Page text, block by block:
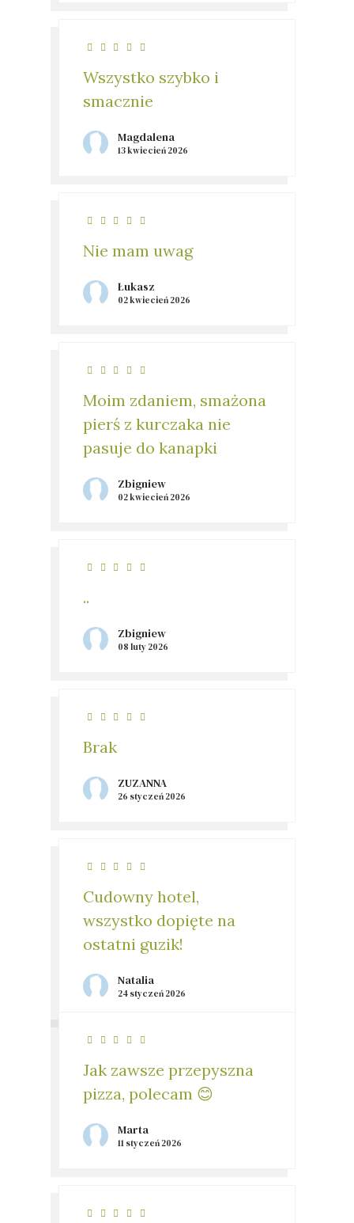
Wszystko szybko i
smacznie
Magdalena
13 kwiecień 2026
Nie mam uwag
Łukasz
02 kwiecień 2026
Moim zdaniem, smażona
pierś z kurczaka nie
pasuje do kanapki
Zbigniew
02 kwiecień 2026
..
Zbigniew
08 luty 2026
Brak
ZUZANNA
26 styczeń 2026
Cudowny hotel,
wszystko dopięte na
ostatni guzik!
Natalia
24 styczeń 2026
Jak zawsze przepyszna
pizza, polecam 😊
Marta
11 styczeń 2026